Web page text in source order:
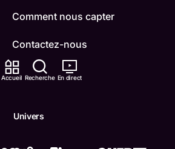
Accueil Recherche En direct
Univers
Comment nous capter
Contactez-nous
ONFR